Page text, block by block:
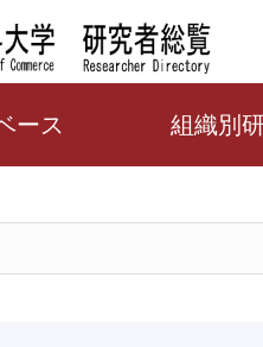
ース 組織別